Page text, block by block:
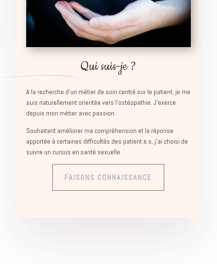
Qui suis-je ?
A la recherche d’un métier de soin centré sur le patient, je me
suis naturellement orientée vers l’ostéopathie. J’exerce
depuis mon métier avec passion.
Souhaitant améliorer ma compréhension et la réponse
apportée à certaines difficultés des patient.e.s, j’ai choisi de
suivre un cursus en santé sexuelle.
FAISONS CONNAISSANCE